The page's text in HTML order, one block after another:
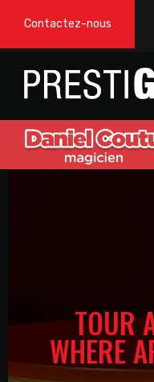
Contactez-nous
TOUR
WHERE